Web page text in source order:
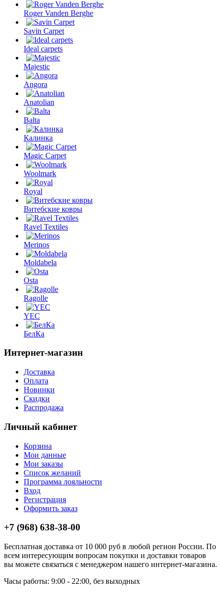
Roger Vanden Berghe
Savin Carpet
Ideal carpets
Majestic
Angora
Anatolian
Balta
Калинка
Magic Carpet
Woolmark
Royal
Витебские ковры
Ravel Textiles
Merinos
Moldabela
Osta
Ragolle
YEC
БелКа
Интернет-магазин
Доставка
Оплата
Новинки
Скидки
Распродажа
Личный кабинет
Корзина
Мои данные
Мои заказы
Список желаний
Программа лояльности
Вход
Регистрация
Оформить заказ
+7 (968) 638-38-00
Бесплатная доставка от 10 000 руб в любой регион России. По
всем интересующим вопросам покупки и доставки товаров
вы можете связаться с менеджером нашего интернет-магазина.
Часы работы: 9:00 - 22:00, без выходных